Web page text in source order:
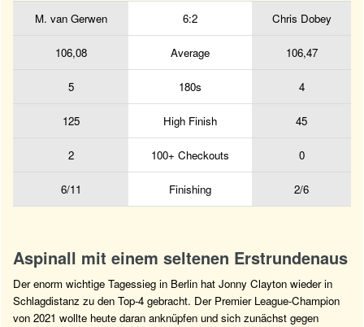
M. van Gerwen 6:2 Chris Dobey
106,08 Average 106,47
5 180s 4
125 High Finish 45
2 100+ Checkouts 0
6/11 Finishing 2/6
Aspinall mit einem seltenen Erstrundenaus
Der enorm wichtige Tagessieg in Berlin hat Jonny Clayton wieder in
Schlagdistanz zu den Top-4 gebracht. Der Premier League-Champion
von 2021 wollte heute daran anknüpfen und sich zunächst gegen